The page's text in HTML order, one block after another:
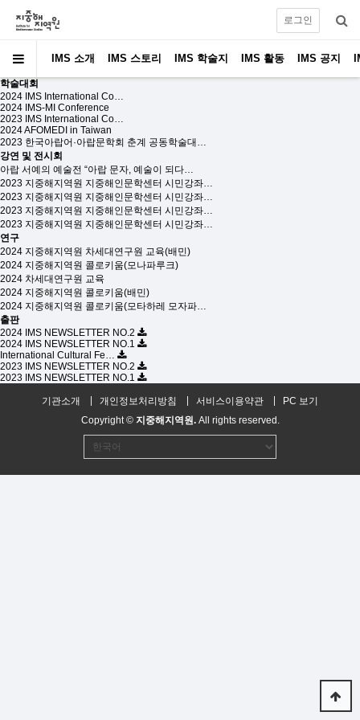
IMS 소개 IMS 스토리 IMS 학술지 IMS 활동 IMS 공지
로그인
학술대회
2024 IMS International Co…
2024 IMS-MI Conference
2023 IMS International Co…
2024 AFOMEDI in Taiwan
2023 한국아랍어·아랍문학회 춘계 공동학술대…
강연 및 전시회
아랍 서예의 예술전 “아랍 문자, 예술이 되다…
2023 지중해지역원 지중해인문학센터 시민강좌…
2023 지중해지역원 지중해인문학센터 시민강좌…
2023 지중해지역원 지중해인문학센터 시민강좌…
2023 지중해지역원 지중해인문학센터 시민강좌…
연구
2024 지중해지역원 차세대연구원 교육(배민)
2024 지중해지역원 콜로키움(모나파루크)
2024 차세대연구원 교육
2024 지중해지역원 콜로키움(배민)
2024 지중해지역원 콜로키움(모타하레 모자파…
출판
2024 IMS NEWSLETTER NO.2
2024 IMS NEWSLETTER NO.1
International Cultural Fe…
2023 IMS NEWSLETTER NO.2
2023 IMS NEWSLETTER NO.1
기관소개 개인정보처리방침 서비스이용약관
PC 보기
Copyright © 지중해지역원.All rights reserved.